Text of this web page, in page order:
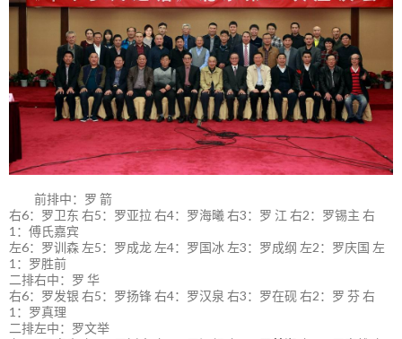
前排中：罗 箭
右6：罗卫东 右5：罗亚拉 右4：罗海曦 右3：罗 江 右2：罗锡主 右
1：傅氏嘉宾
左6：罗训森 左5：罗成龙 左4：罗国冰 左3：罗成纲 左2：罗庆国 左
1：罗胜前
二排右中：罗 华
右6：罗发银 右5：罗扬锋 右4：罗汉泉 右3：罗在砚 右2：罗 芬 右
1：罗真理
二排左中：罗文举